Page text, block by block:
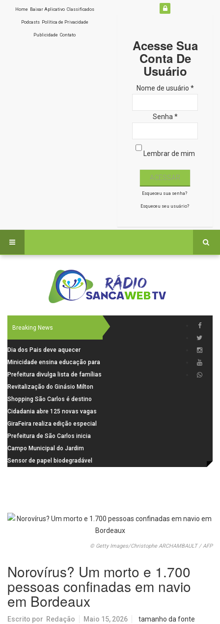
Home Baixar Aplicativo Classificados
Podcasts Política de Privacidade
Publicidade Contato
Acesse Sua
Conta De
Usuário
Nome de usuário *
Senha *
Lembrar de mim
Esqueceu sua senha?
Esqueceu seu usuário?
Breaking News
Dia dos Pais deve aquecer
comércio de São Carlos com
renda em alta e maior circulação
de consumidores
Minicidade ensina educação para
o trânsito a 264 crianças da rede
municipal
Prefeitura divulga lista de famílias
pré-selecionadas pela Caixa para
o Residencial Santa Felícia
Revitalização do Ginásio Milton
Olaio filho avança com obras de
recuperação
Shopping São Carlos é destino
para celebrar o Dia dos Pais com
presentes, gastronomia e lazer
Cidadania abre 125 novas vagas
para oficinas de convivência
GiraFeira realiza edição especial
de Dia dos Pais neste domingo (9)
na Praça dos Advogados
Prefeitura de São Carlos inicia
instalação de ovitrampas para
monitoramento de arboviroses
Campo Municipal do Jardim
Cruzado recebe nova iluminação e
Sensor de papel biodegradável
© Getty Images/Christophe ARCHAMBAULT / AFP
Norovírus? Um morto e 1.700
pessoas confinadas em navio
em Bordeaux
Escrito por Redação Maio 15, 2026 tamanho da fonte